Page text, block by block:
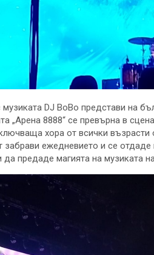
DJ BoBo представи на
„Арена 8888“ се превърна в
хора от всички
ежедневието и се отдаде
предаде магията на музиката